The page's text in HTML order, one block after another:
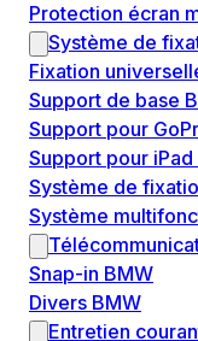
Protection écran
Système de
Fixation
Support de base
Support pour
Support pour iPad
Système de
Système
Snap-in BMW
Divers BMW
Entretien